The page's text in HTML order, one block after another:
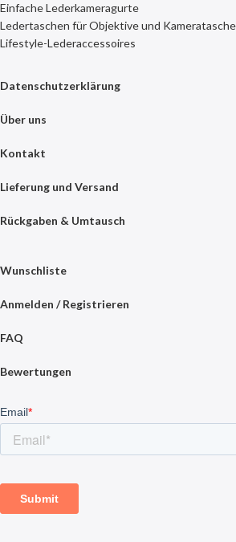
Einfache Lederkameragurte
Ledertaschen für Objektive und
Lifestyle-Lederaccessoires
Datenschutzerklärung
Über uns
Kontakt
Lieferung und Versand
Rückgaben & Umtausch
Wunschliste
Anmelden / Registrieren
FAQ
Bewertungen